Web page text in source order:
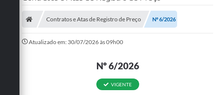
Contratos e Atas de Registro de Preço Nº 6/2026
Atualizado em: 30/07/2026 às 09h00
Nº 6/2026
VIGENTE